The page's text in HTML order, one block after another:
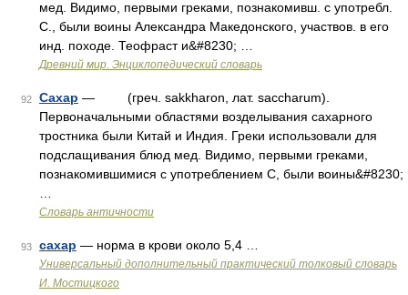
мед. Видимо, первыми греками, познакомивш. с употребл.
С., были воины Александра Македонского, участвов. в его
инд. походе. Теофраст и&#8230; …
Древний мир. Энциклопедический словарь
92 Сахар — (греч. sakkharon, лат. saccharum).
Первоначальными областями возделывания сахарного
тростника были Китай и Индия. Греки использовали для
подслащивания блюд мед. Видимо, первыми греками,
познакомившимися с употреблением С, были воины&#8230;
Словарь античности
93 сахар — норма в крови около 5,4 …
Универсальный дополнительный практический толковый словарь
И. Мостицкого